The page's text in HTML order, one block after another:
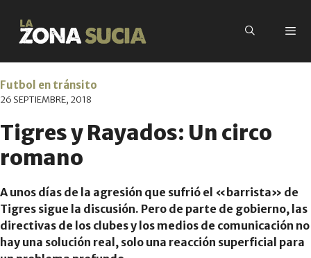
Futbol en tránsito
26 SEPTIEMBRE, 2018
Tigres y Rayados: Un circo
romano
A unos días de la agresión que sufrió el «barrista» de
Tigres sigue la discusión. Pero de parte de gobierno, las
directivas de los clubes y los medios de comunicación no
hay una solución real, solo una reacción superficial para